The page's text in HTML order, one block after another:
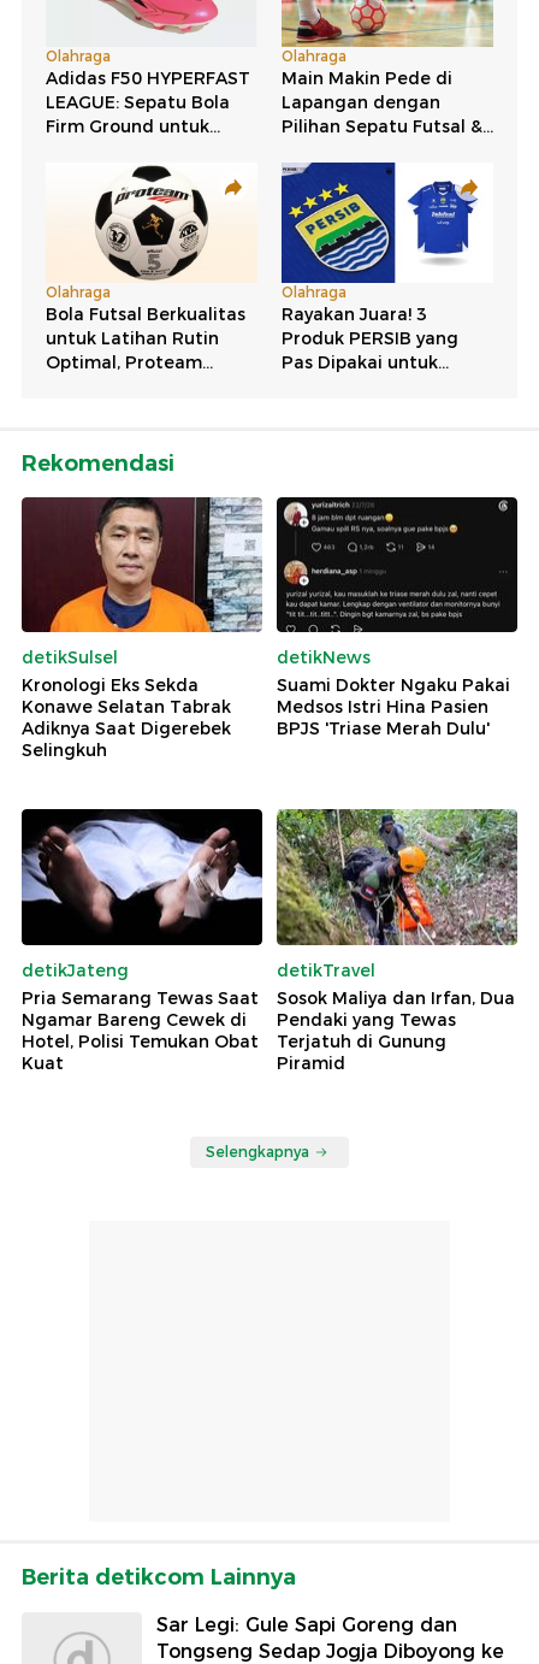
Rekomendasi
detikSulsel
Kronologi Eks Sekda
Konawe Selatan Tabrak
Adiknya Saat Digerebek
Selingkuh
detikNews
Suami Dokter Ngaku Pakai
Medsos Istri Hina Pasien
BPJS 'Triase Merah Dulu'
detikJateng
Pria Semarang Tewas Saat
Ngamar Bareng Cewek di
Hotel, Polisi Temukan Obat
Kuat
detikTravel
Sosok Maliya dan Irfan, Dua
Pendaki yang Tewas
Terjatuh di Gunung
Piramid
Selengkapnya
Berita detikcom Lainnya
Sar Legi: Gule Sapi Goreng dan
Tongseng Sedap Jogja Diboyong ke